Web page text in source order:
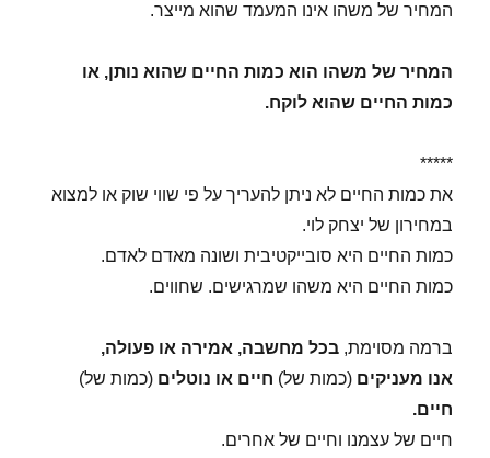
המחיר של משהו אינו המעמד שהוא מייצר.
המחיר של משהו הוא כמות החיים שהוא נותן, או
כמות החיים שהוא לוקח.
*****
את כמות החיים לא ניתן להעריך על פי שווי שוק או למצוא
במחירון של יצחק לוי.
כמות החיים היא סובייקטיבית ושונה מאדם לאדם.
כמות החיים היא משהו שמרגישים. שחווים.
ברמה מסוימת,בכל מחשבה, אמירה או פעולה,
אנו מעניקים(כמות של) חיים או נוטלים(כמות של)
חיים.
חיים של עצמנו וחיים של אחרים.